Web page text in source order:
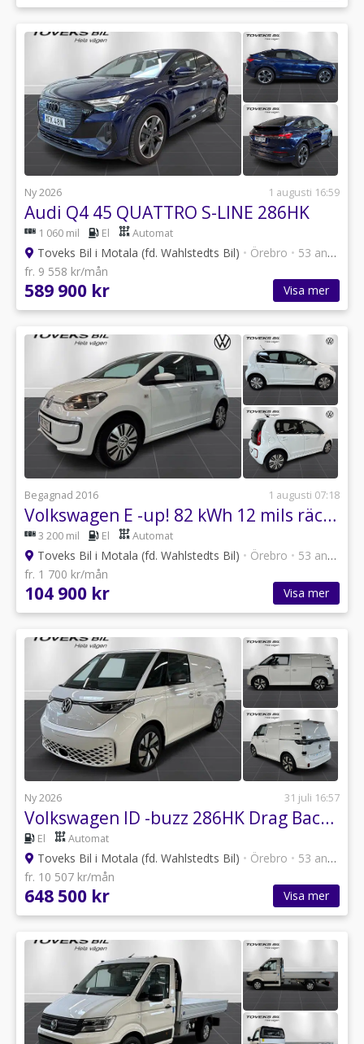
Ny 2026 1 augusti 16:59
Audi Q4 45 QUATTRO S-LINE 286HK
1 060 mil El Automat
Toveks Bil i Motala (fd. Wahlstedts Bil) • Örebro • 53 annonser
fr. 9 558 kr/mån
589 900 kr Visa mer
Begagnad 2016 1 augusti 07:18
Volkswagen E -up! 82 kWh 12 mils räckvidd
3 200 mil El Automat
Toveks Bil i Motala (fd. Wahlstedts Bil) • Örebro • 53 annonser
fr. 1 700 kr/mån
104 900 kr Visa mer
Ny 2026 31 juli 16:57
Volkswagen ID -buzz 286HK Drag Backkamera Dubblasidodörrar mm
El Automat
Toveks Bil i Motala (fd. Wahlstedts Bil) • Örebro • 53 annonser
fr. 10 507 kr/mån
648 500 kr Visa mer